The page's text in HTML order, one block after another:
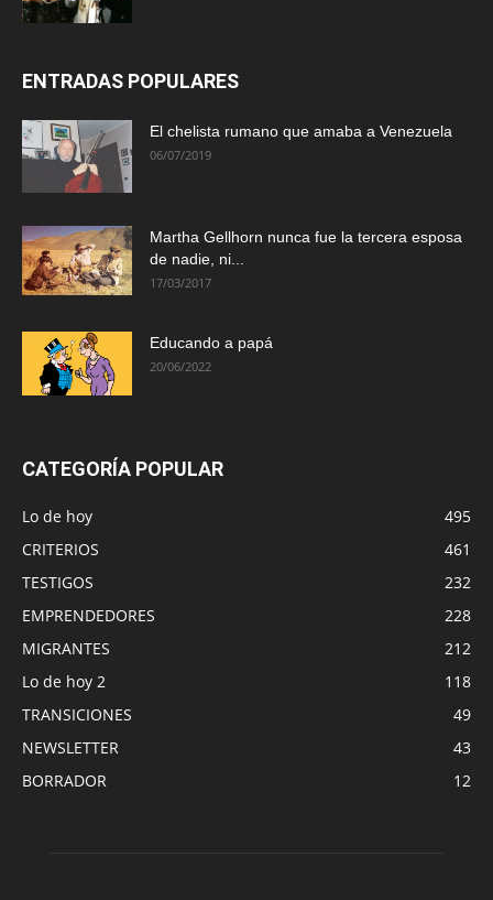
ENTRADAS POPULARES
El chelista rumano que amaba a Venezuela
06/07/2019
Martha Gellhorn nunca fue la tercera esposa
de nadie, ni...
17/03/2017
Educando a papá
20/06/2022
CATEGORÍA POPULAR
Lo de hoy
495
CRITERIOS
461
TESTIGOS
232
EMPRENDEDORES
228
MIGRANTES
212
Lo de hoy 2
118
TRANSICIONES
49
NEWSLETTER
43
BORRADOR
12